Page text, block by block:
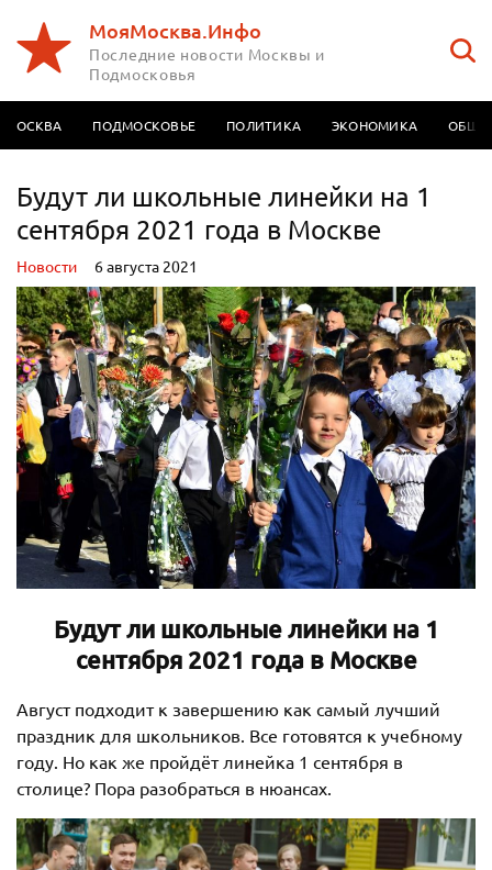
МояМосква.Инфо
Последние новости Москвы и
Подмосковья
МОСКВА ПОДМОСКОВЬЕ ПОЛИТИКА ЭКОНОМИКА
Будут ли школьные линейки на 1
сентября 2021 года в Москве
Новости 6 августа 2021
Будут ли школьные линейки на 1
сентября 2021 года в Москве
Август подходит к завершению как самый лучший
праздник для школьников. Все готовятся к учебному
году. Но как же пройдёт линейка 1 сентября в
столице? Пора разобраться в нюансах.